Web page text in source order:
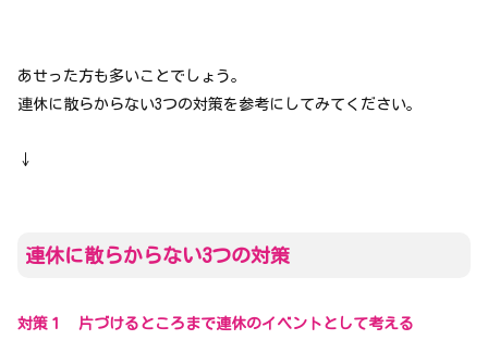
あせった方も多いことでしょう。
連休に散らからない3つの対策を参考にしてみてください。
↓
連休に散らからない3つの対策
対策１ 片づけるところまで連休のイベントとして考える